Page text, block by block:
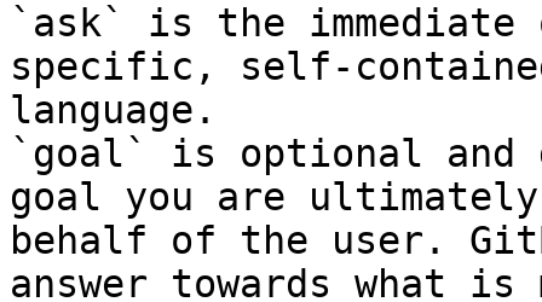
`ask` is the
specific, self-
language.
`goal` is optional and
goal you are
behalf of the user.
answer towards what